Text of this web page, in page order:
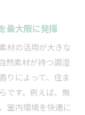
を守る自然派
ームの魅力
候に合う住ま
ームのアイデ
最大限に発揮
材の活用が大きな
然素材が持つ調湿
りによって、住ま
です。例えば、無
室内環境を快適に